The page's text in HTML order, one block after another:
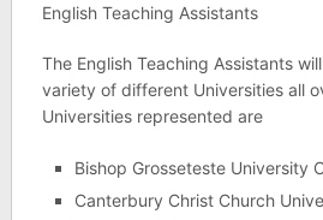
English Teaching Assistants
The English Teaching Assistants
variety of different Universities all
Universities represented are
Bishop Grosseteste University
Canterbury Christ Church